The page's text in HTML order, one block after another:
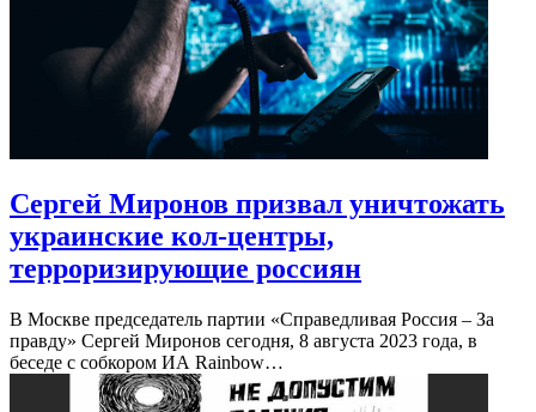
Сергей Миронов призвал уничтожать
украинские кол-центры,
терроризирующие россиян
В Москве председатель партии «Справедливая Россия – За
правду» Сергей Миронов сегодня, 8 августа 2023 года, в
беседе с собкором ИА Rainbow…